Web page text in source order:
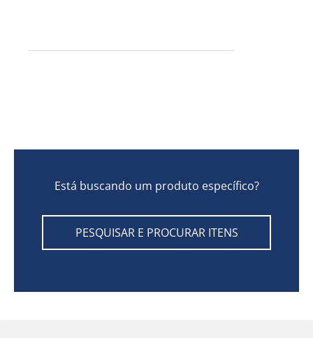
Está buscando um produto específico?
PESQUISAR E PROCURAR ITENS